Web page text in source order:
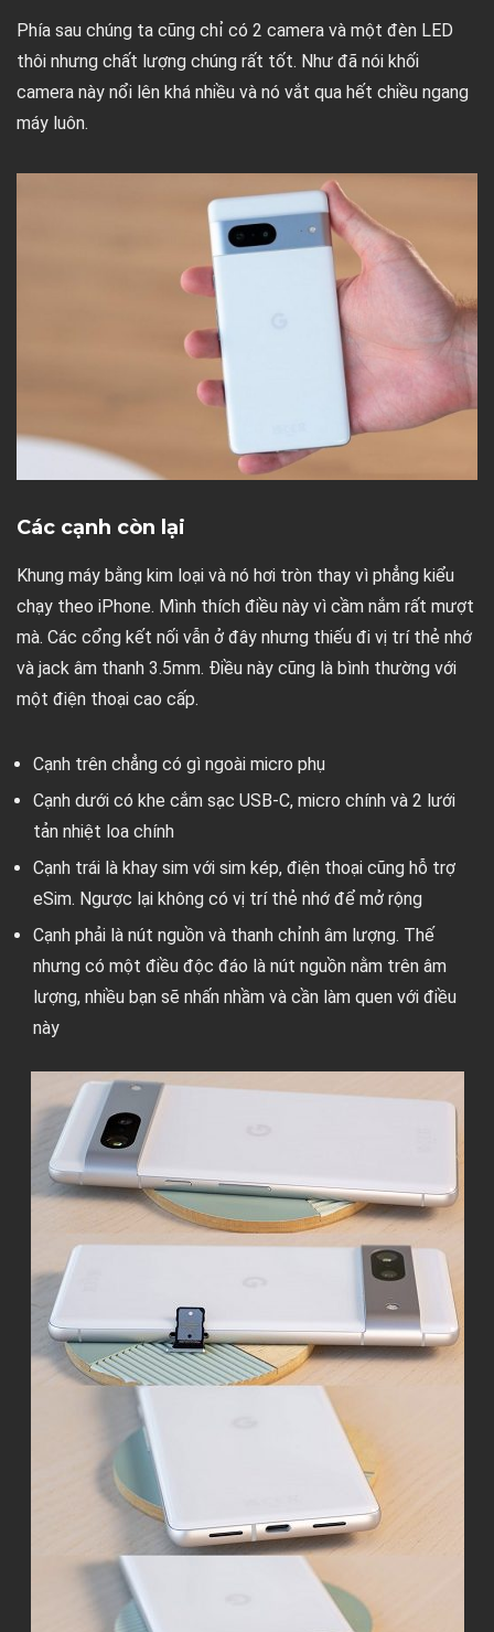
Phía sau chúng ta cũng chỉ có 2 camera và một đèn LED
thôi nhưng chất lượng chúng rất tốt. Như đã nói khối
camera này nổi lên khá nhiều và nó vắt qua hết chiều ngang
máy luôn.
Các cạnh còn lại
Khung máy bằng kim loại và nó hơi tròn thay vì phẳng kiểu
chạy theo iPhone. Mình thích điều này vì cầm nắm rất mượt
mà. Các cổng kết nối vẫn ở đây nhưng thiếu đi vị trí thẻ nhớ
và jack âm thanh 3.5mm. Điều này cũng là bình thường với
một điện thoại cao cấp.
Cạnh trên chẳng có gì ngoài micro phụ
Cạnh dưới có khe cắm sạc USB-C, micro chính và 2 lưới
tản nhiệt loa chính
Cạnh trái là khay sim với sim kép, điện thoại cũng hỗ trợ
eSim. Ngược lại không có vị trí thẻ nhớ để mở rộng
Cạnh phải là nút nguồn và thanh chỉnh âm lượng. Thế
nhưng có một điều độc đáo là nút nguồn nằm trên âm
lượng, nhiều bạn sẽ nhấn nhầm và cần làm quen với điều
này